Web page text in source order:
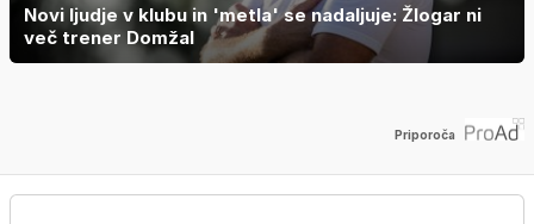
Novi ljudje v klubu in 'metla' se nadaljuje: Žlogar ni
več trener Domžal
Priporoča